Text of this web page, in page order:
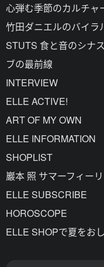
心弾む季節のカルチャ
竹田ダニエルのバイラ
STUTS 食と音のシナ
ブの最前線
INTERVIEW
ELLE ACTIVE!
ART OF MY OWN
ELLE INFORMATION
SHOPLIST
巖本 照 サマーフィー
ELLE SUBSCRIBE
HOROSCOPE
ELLE SHOPで夏をお